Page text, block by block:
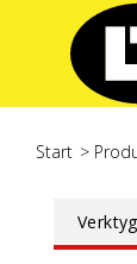
Start /